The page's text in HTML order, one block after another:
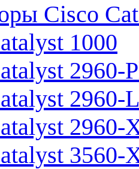
Cisco
1000
2960-
2960-L
2960-
3560-